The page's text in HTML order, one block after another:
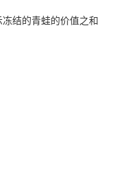
结的青蛙的价值之和